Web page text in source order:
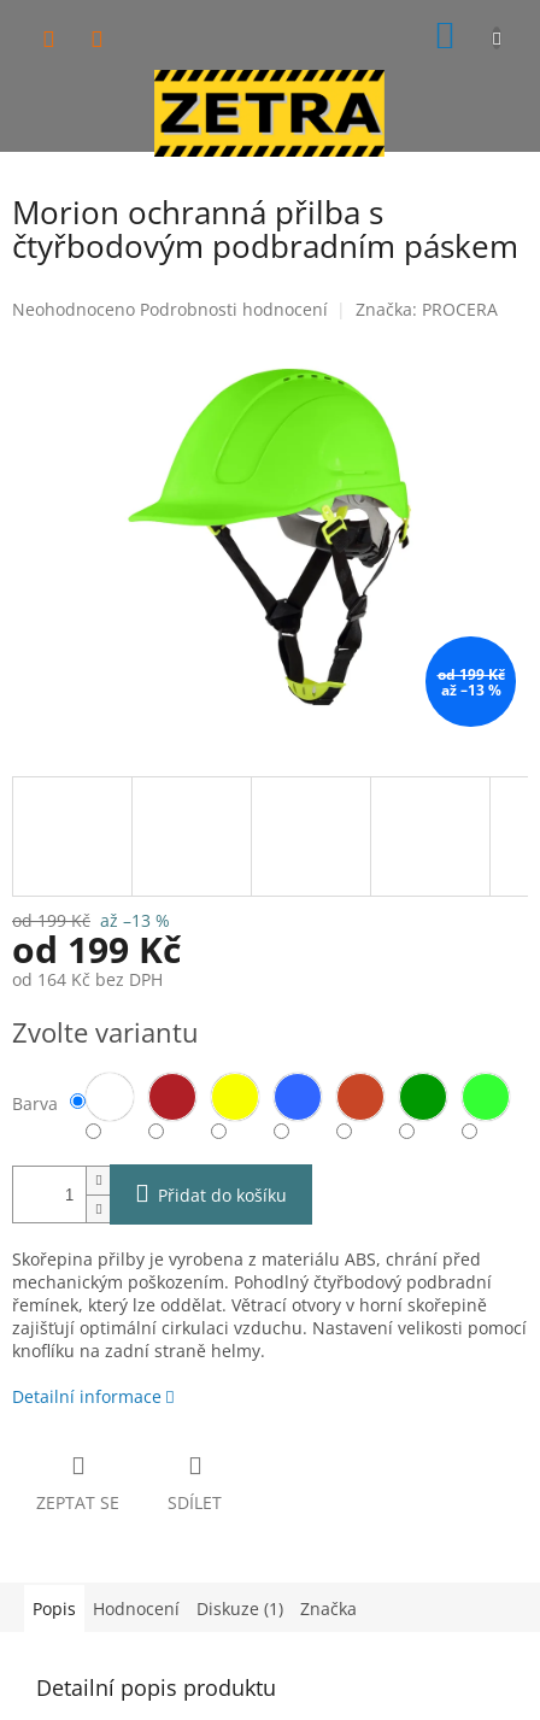
Morion ochranná přilba s
čtyřbodovým podbradním páskem
Průměrné
Neohodnoceno Podrobnosti hodnocení Značka: PROCERA
od 199 Kč
až –13 %
od 199 Kč až –13 %
od 199 Kč
od 164 Kč bez DPH
cena:
Zvolte variantu
Barva
Přidat do košíku
Skořepina přilby je vyrobena z materiálu ABS, chrání před
mechanickým poškozením. Pohodlný čtyřbodový podbradní
řemínek, který lze oddělat. Větrací otvory v horní skořepině
zajišťují optimální cirkulaci vzduchu. Nastavení velikosti pomocí
knoflíku na zadní straně helmy.
Detailní informace
ZEPTAT SE SDÍLET
Popis Hodnocení Diskuze (1) Značka
Detailní popis produktu